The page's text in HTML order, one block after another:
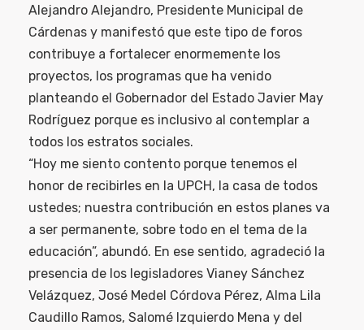
Alejandro Alejandro, Presidente Municipal de
Cárdenas y manifestó que este tipo de foros
contribuye a fortalecer enormemente los
proyectos, los programas que ha venido
planteando el Gobernador del Estado Javier May
Rodríguez porque es inclusivo al contemplar a
todos los estratos sociales.
“Hoy me siento contento porque tenemos el
honor de recibirles en la UPCH, la casa de todos
ustedes; nuestra contribución en estos planes va
a ser permanente, sobre todo en el tema de la
educación”, abundó. En ese sentido, agradeció la
presencia de los legisladores Vianey Sánchez
Velázquez, José Medel Córdova Pérez, Alma Lila
Caudillo Ramos, Salomé Izquierdo Mena y del